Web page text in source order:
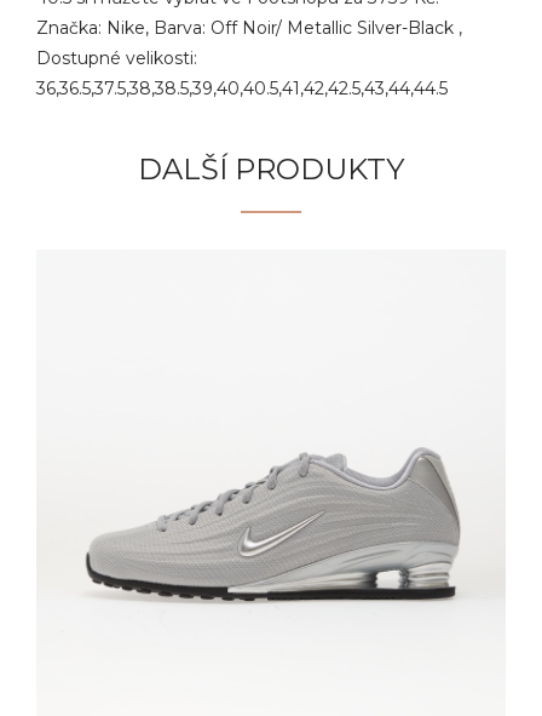
Značka: Nike, Barva: Off Noir/ Metallic Silver-Black ,
Dostupné velikosti:
36,36.5,37.5,38,38.5,39,40,40.5,41,42,42.5,43,44,44.5
DALŠÍ PRODUKTY